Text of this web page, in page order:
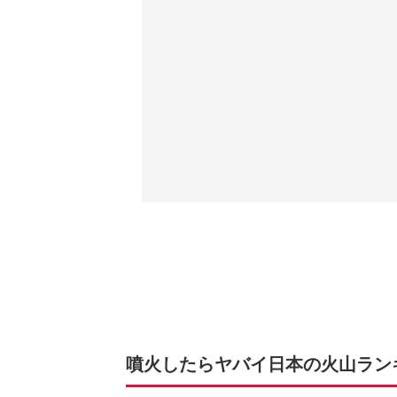
噴火したらヤバイ日本の火山ラ